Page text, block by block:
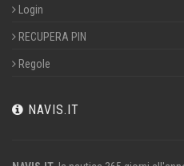
Login
RECUPERA PIN
Regole
NAVIS.IT